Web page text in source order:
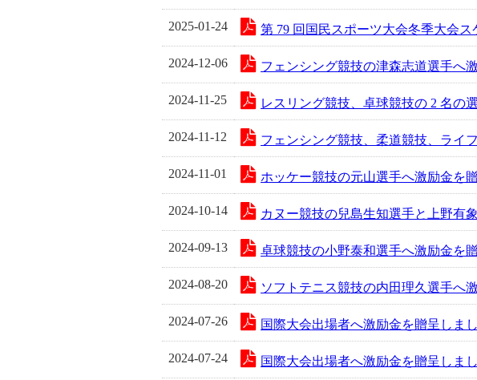
2025-01-24 第 79 回国民スポーツ大会冬季大会
2024-12-06 フェンシング競技の津森志道選手へ
2024-11-25 レスリング競技、卓球競技の 2 名の
2024-11-12 フェンシング競技、柔道競技、ライ
2024-11-01 ホッケー競技の元山選手へ激励金を
2024-10-14 カヌー競技の兒島生知選手と上野有
2024-09-13 卓球競技の小野泰和選手へ激励金を
2024-08-20 ソフトテニス競技の内田理久選手へ
2024-07-26 国際大会出場者へ激励金を贈呈しま
2024-07-24 国際大会出場者へ激励金を贈呈しま